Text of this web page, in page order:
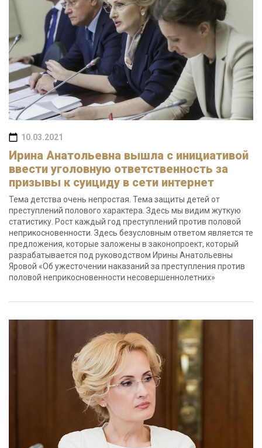
10.03.2021
Ирина Анатольевна вышла с инициативой
ввести уголовную ответственность за
призывы к суициду в сети интернет
Тема детства очень непростая. Тема защиты детей от
преступлений полового характера. Здесь мы видим жуткую
статистику. Рост каждый год преступлений против половой
неприкосновенности. Здесь безусловным ответом является те
предложения, которые заложены в законопроект, который
разрабатывается под руководством Ирины Анатольевны
Яровой «Об ужесточении наказаний за преступления против
половой неприкосновенности несовершеннолетних»